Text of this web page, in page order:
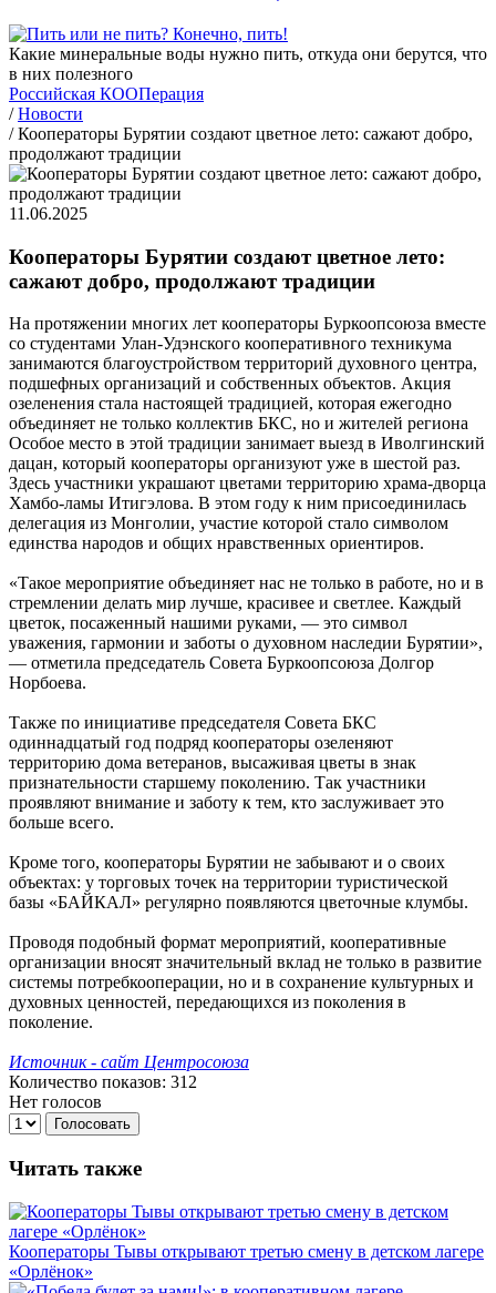
Какие минеральные воды нужно пить, откуда они берутся, что
в них полезного
Российская КООПерация
/ Новости
/ Кооператоры Бурятии создают цветное лето: сажают добро,
продолжают традиции
11.06.2025
Кооператоры Бурятии создают цветное лето:
сажают добро, продолжают традиции
На протяжении многих лет кооператоры Буркоопсоюза вместе
со студентами Улан-Удэнского кооперативного техникума
занимаются благоустройством территорий духовного центра,
подшефных организаций и собственных объектов. Акция
озеленения стала настоящей традицией, которая ежегодно
объединяет не только коллектив БКС, но и жителей региона
Особое место в этой традиции занимает выезд в Иволгинский
дацан, который кооператоры организуют уже в шестой раз.
Здесь участники украшают цветами территорию храма-дворца
Хамбо-ламы Итигэлова. В этом году к ним присоединилась
делегация из Монголии, участие которой стало символом
единства народов и общих нравственных ориентиров.
«Такое мероприятие объединяет нас не только в работе, но и в
стремлении делать мир лучше, красивее и светлее. Каждый
цветок, посаженный нашими руками, — это символ
уважения, гармонии и заботы о духовном наследии Бурятии»,
— отметила председатель Совета Буркоопсоюза Долгор
Норбоева.
Также по инициативе председателя Совета БКС
одиннадцатый год подряд кооператоры озеленяют
территорию дома ветеранов, высаживая цветы в знак
признательности старшему поколению. Так участники
проявляют внимание и заботу к тем, кто заслуживает это
больше всего.
Кроме того, кооператоры Бурятии не забывают и о своих
объектах: у торговых точек на территории туристической
базы «БАЙКАЛ» регулярно появляются цветочные клумбы.
Проводя подобный формат мероприятий, кооперативные
организации вносят значительный вклад не только в развитие
системы потребкооперации, но и в сохранение культурных и
духовных ценностей, передающихся из поколения в
поколение.
Источник - сайт Центросоюза
Количество показов: 312
Нет голосов
Голосовать
Читать также
Кооператоры Тывы открывают третью смену в детском лагере
«Орлёнок»